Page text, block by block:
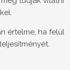
értelme, ha felül